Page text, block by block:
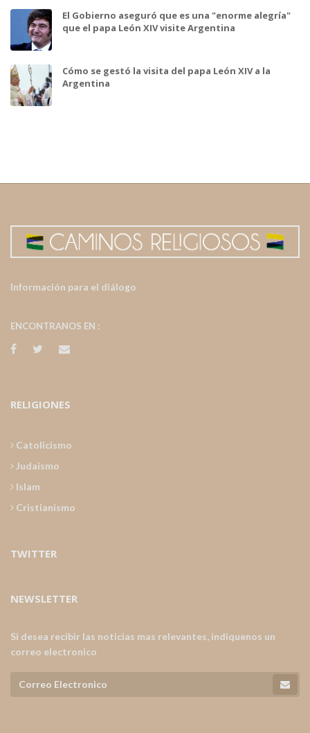
El Gobierno aseguró que es una "enorme alegría"
que el papa León XIV visite Argentina
Cómo se gestó la visita del papa León XIV a la
Argentina
Información para el diálogo
ENCONTRANOS EN :
RELIGIONES
Catolicismo
Judaismo
Islam
Cristianismo
TWITTER
NEWSLETTER
Si desea recibir las noticias mas relevantes, indiquenos un
correo electronico